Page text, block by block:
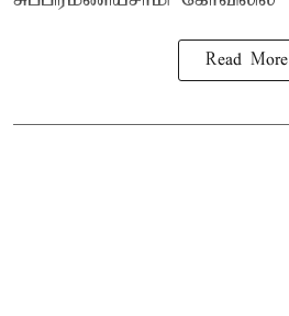
Read More